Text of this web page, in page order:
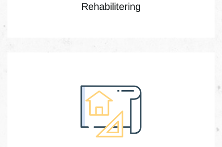
Rehabilitering